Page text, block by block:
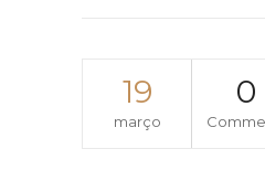
19
março
0